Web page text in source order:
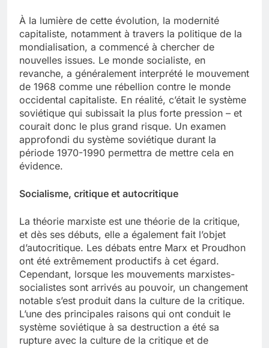
À la lumière de cette évolution, la modernité
capitaliste, notamment à travers la politique de la
mondialisation, a commencé à chercher de
nouvelles issues. Le monde socialiste, en
revanche, a généralement interprété le mouvement
de 1968 comme une rébellion contre le monde
occidental capitaliste. En réalité, c’était le système
soviétique qui subissait la plus forte pression – et
courait donc le plus grand risque. Un examen
approfondi du système soviétique durant la
période 1970-1990 permettra de mettre cela en
évidence.
Socialisme, critique et autocritique
La théorie marxiste est une théorie de la critique,
et dès ses débuts, elle a également fait l’objet
d’autocritique. Les débats entre Marx et Proudhon
ont été extrêmement productifs à cet égard.
Cependant, lorsque les mouvements marxistes-
socialistes sont arrivés au pouvoir, un changement
notable s’est produit dans la culture de la critique.
L’une des principales raisons qui ont conduit le
système soviétique à sa destruction a été sa
rupture avec la culture de la critique et de